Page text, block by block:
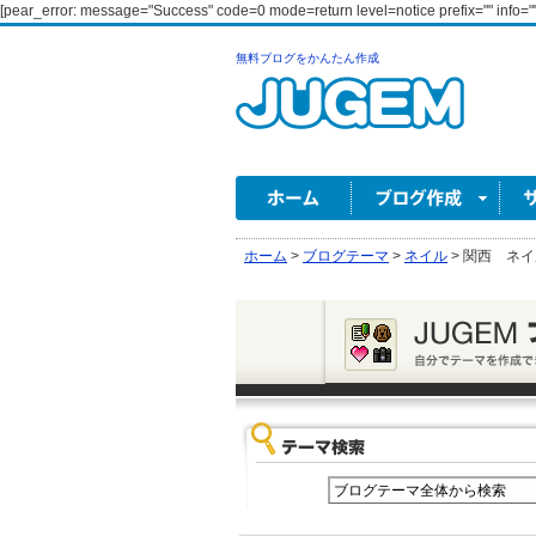
[pear_error: message="Success" code=0 mode=return level=notice prefix=""
無料ブログをかんたん作成
ホーム > ブログテーマ > ネイル > 関西 ネイ